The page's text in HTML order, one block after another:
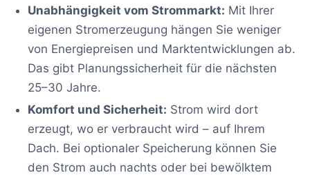
Unabhängigkeit vom Strommarkt: Mit Ihrer
eigenen Stromerzeugung hängen Sie weniger
von Energiepreisen und Marktentwicklungen ab.
Das gibt Planungssicherheit für die nächsten
25–30 Jahre.
Komfort und Sicherheit: Strom wird dort
erzeugt, wo er verbraucht wird – auf Ihrem
Dach. Bei optionaler Speicherung können Sie
den Strom auch nachts oder bei bewölktem